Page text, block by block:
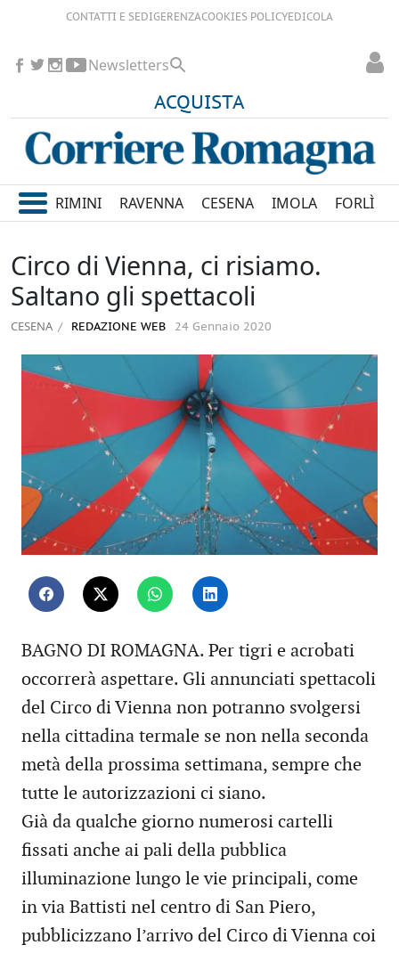
CONTATTI E SEDIGERENZACOOKIES POLICYEDICOLA
ACQUISTA
Newsletters
RIMINI RAVENNA CESENA IMOLA FORLÌ
Circo di Vienna, ci risiamo.
Saltano gli spettacoli
CESENA REDAZIONE WEB 24 Gennaio 2020
BAGNO DI ROMAGNA. Per tigri e acrobati
occorrerà aspettare. Gli annunciati spettacoli
del Circo di Vienna non potranno svolgersi
nella cittadina termale se non nella seconda
metà della prossima settimana, sempre che
tutte le autorizzazioni ci siano.
Già da qualche giorno numerosi cartelli
fissati anche ai pali della pubblica
illuminazione lungo le vie principali, come
in via Battisti nel centro di San Piero,
pubblicizzano l’arrivo del Circo di Vienna coi